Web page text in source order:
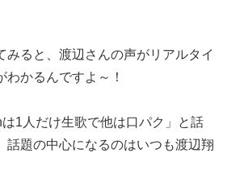
みると、渡辺さんの声がリアルタイ
わかるんですよ～！
1人だけ生歌で他は口パク」と話
話題の中心になるのはいつも渡辺翔